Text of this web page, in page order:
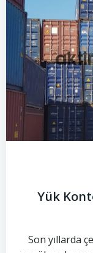
Yük
Son yıllarda